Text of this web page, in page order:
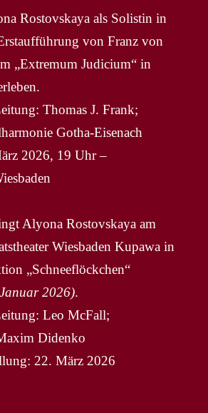
Rostovskaya als Solistin in
von Franz von
„Extremum Judicium“ in
Thomas J. Frank;
Gotha-Eisenach
2026, 19 Uhr –
Alyona Rostovskaya am
Wiesbaden Kupawa in
„Schneeflöckchen“
2026).
Leo McFall;
Didenko
22. März 2026